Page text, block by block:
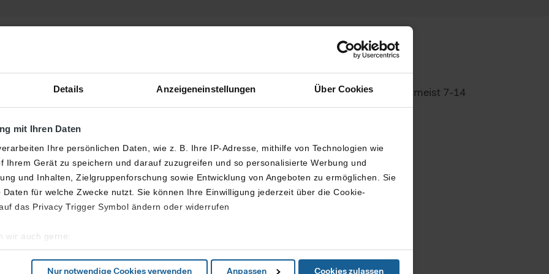
Details Anzeigeneinstellungen Über Cookies
mit Ihren Daten
Ihre persönlichen Daten, wie z. B. Ihre IP-Adresse, mithilfe von Technologien wie
Ihrem Gerät zu speichern und darauf zuzugreifen und so personalisierte Werbung und
und Inhalten, Zielgruppenforschung sowie Entwicklung von Angeboten zu ermöglichen. Sie
für welche Zwecke nutzt. Sie können Ihre Einwilligung jederzeit über die Cookie-
das Privacy Trigger Symbol ändern oder widerrufen
wir auch gerne:
Lage erfassen, welche bis auf einige Meter genau sein können
nach bestimmten Merkmalen (Fingerprinting) identifizieren
Nur notwendige Cookies verwenden Anpassen Cookies zulassen
Hier werdet ihr
Ausbilderteam
beißen nicht:-). Beim
auch ein Ausbilder aus
in jedem Fall auch ein
aber trotzdem
gekleidet seid. Bleibt
Nervosität
auf das Gespräch
Als letzter Schritt folgt die Rückmeldung. Diese kommt meist 7-14
Tage nach dem Gespräch.